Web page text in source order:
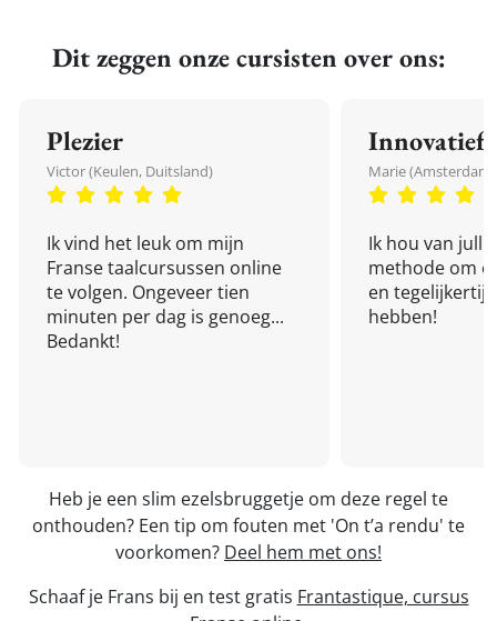
Dit zeggen onze cursisten over ons:
Plezier
Victor (Keulen, Duitsland)
Ik vind het leuk om mijn
Franse taalcursussen online
te volgen. Ongeveer tien
minuten per dag is genoeg...
Bedankt!
Innovatief
Marie
Ik hou van
methode om
en
hebben!
Heb je een slim ezelsbruggetje om deze regel te
onthouden? Een tip om fouten met 'On t’a rendu' te
voorkomen? Deel hem met ons!
Schaaf je Frans bij en test gratis Frantastique, cursus